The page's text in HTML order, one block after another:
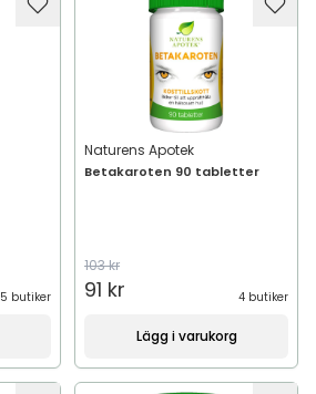
5 butiker
Naturens Apotek
Betakaroten 90 tabletter
103 kr
91 kr 4 butiker
Lägg i varukorg